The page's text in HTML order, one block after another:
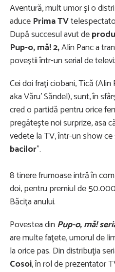
Aventură, mult umor şi o
aduce Prima TV
După succesul avut de
Pup-o, mă! 2,Alin Panc a
poveştii într-un serial de
Cei doi fraţi ciobani, Tică
aka Văru’ Săndel), sunt, în
cred o partidă pentru orice
pregăteşte noi surprize, asa
vedete la TV, într-un show
bacilor”.
8 tinere frumoase intră în
doi, pentru premiul de
Băciţa anului.
Povestea dinPup-o, mă!
are multe faţete, umorul de
la orice pas. Din distribuţia
Cosoi, în rol de prezentator